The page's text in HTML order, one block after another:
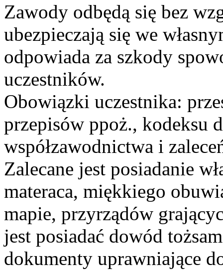
Zawody odbędą się bez
ubezpieczają się we
odpowiada za szkody
uczestników.
Obowiązki uczestnika:
przepisów ppoż., kodeksu
współzawodnictwa i
Zalecane jest posiadanie
materaca, miękkiego
mapie, przyrządów
jest posiadać dowód
dokumenty uprawniające